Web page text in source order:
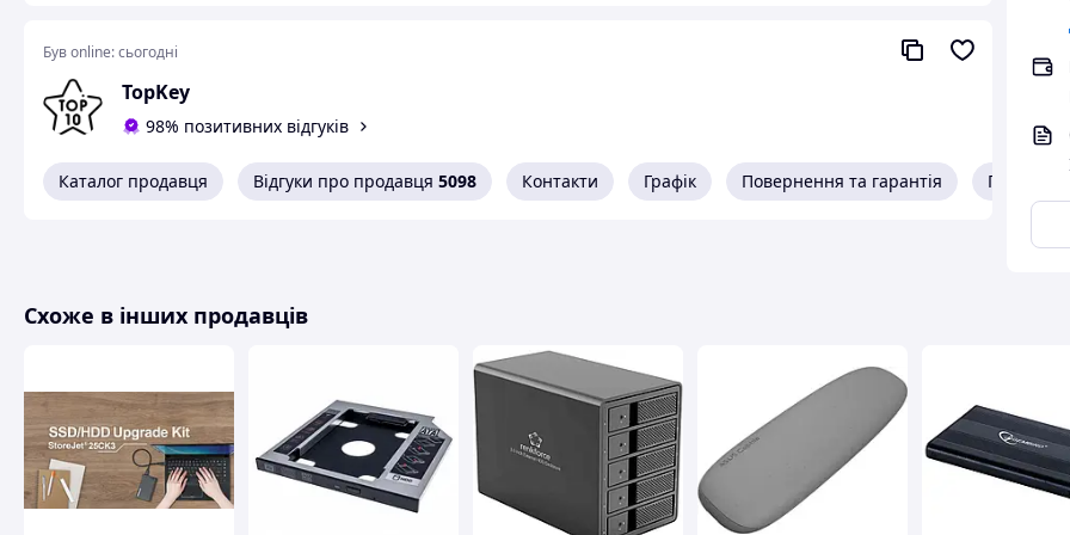
Зовнішня кишеня для SSD M.2 NVMe USB-C USB 3.2 Gen2 10Gbps— це компактний корпус для підключення
M.2 NVMe SSD до ноутбука, комп’ютера, смартфона або планшета як зовнішнього накопичувача. Такий
карман M.2 NVMe USB-C
дозволяє швидко переносити файли, створювати резервні копії, працювати з
великими проєктами, відео, фото, документами або використовувати SSD як портативний швидкий диск.
Модель призначена саме для
M.2 NVMe / PCIe SSD
. Це важливо, тому що існують два різні типи M.2
накопичувачів: NVMe / PCIe та SATA / NGFF. Ця зовнішня кишеня є single protocolі підтримує тільки NVMe
Був online:сьогодні
TopKey
98% позитивних відгуків
Каталог продавця Відгуки про продавця 5098 Контакти Графік Повернення та гарантія Про
Схоже в інших продавців